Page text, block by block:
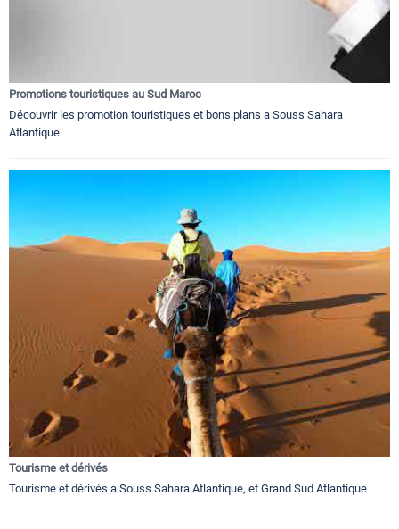
Promotions touristiques au Sud Maroc
Découvrir les promotion touristiques et bons plans a Souss Sahara
Atlantique
Tourisme et dérivés
Tourisme et dérivés a Souss Sahara Atlantique, et Grand Sud Atlantique